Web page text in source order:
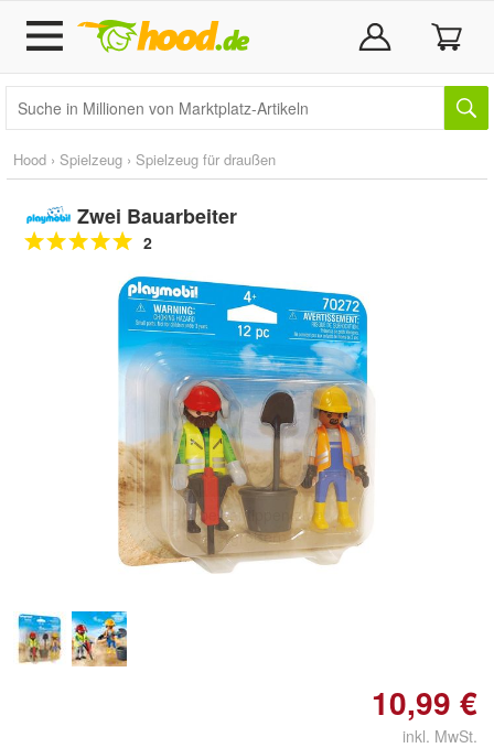
Hood › Spielzeug › Spielzeug für draußen
Zwei Bauarbeiter
2
Doppelt antippen zum
vergrößern
10,99 €
inkl. MwSt.